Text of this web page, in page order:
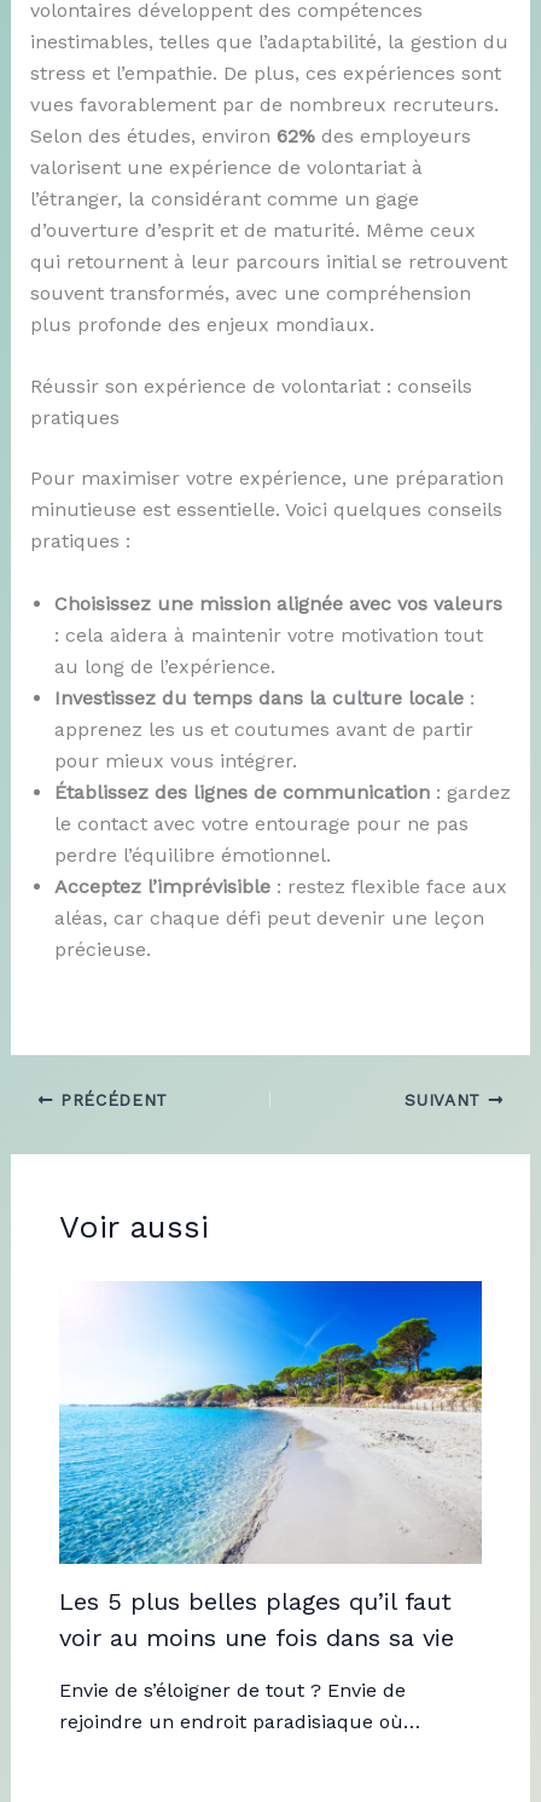
volontaires développent des compétences
inestimables, telles que l’adaptabilité, la gestion du
stress et l’empathie. De plus, ces expériences sont
vues favorablement par de nombreux recruteurs.
Selon des études, environ 62%des employeurs
valorisent une expérience de volontariat à
l’étranger, la considérant comme un gage
d’ouverture d’esprit et de maturité. Même ceux
qui retournent à leur parcours initial se retrouvent
souvent transformés, avec une compréhension
plus profonde des enjeux mondiaux.
Réussir son expérience de volontariat : conseils
pratiques
Pour maximiser votre expérience, une préparation
minutieuse est essentielle. Voici quelques conseils
pratiques :
Choisissez une mission alignée avec vos valeurs
: cela aidera à maintenir votre motivation tout
au long de l’expérience.
Investissez du temps dans la culture locale:
apprenez les us et coutumes avant de partir
pour mieux vous intégrer.
Établissez des lignes de communication: gardez
le contact avec votre entourage pour ne pas
perdre l’équilibre émotionnel.
Acceptez l’imprévisible: restez flexible face aux
aléas, car chaque défi peut devenir une leçon
précieuse.
PRÉCÉDENT SUIVANT
Voir aussi
Les 5 plus belles plages qu’il faut
voir au moins une fois dans sa vie
Envie de s’éloigner de tout ? Envie de
rejoindre un endroit paradisiaque où…